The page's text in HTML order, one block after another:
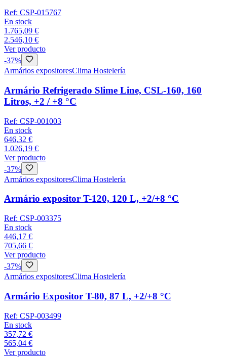
Ref: CSP-015767
En stock
1.765,09 €
2.546,10 €
Ver producto
-37%
Armários expositoresClima Hostelería
Armário Refrigerado Slime Line, CSL-160, 160
Litros, +2 / +8 °C
Ref: CSP-001003
En stock
646,32 €
1.026,19 €
Ver producto
-37%
Armários expositoresClima Hostelería
Armário expositor T-120, 120 L, +2/+8 °C
Ref: CSP-003375
En stock
446,17 €
705,66 €
Ver producto
-37%
Armários expositoresClima Hostelería
Armário Expositor T-80, 87 L, +2/+8 °C
Ref: CSP-003499
En stock
357,72 €
565,04 €
Ver producto